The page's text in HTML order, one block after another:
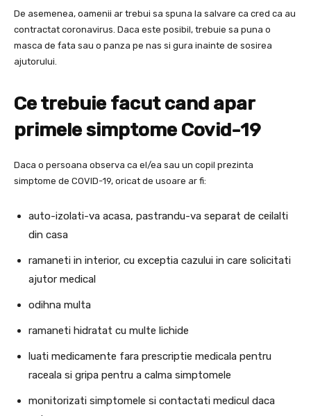
De asemenea, oamenii ar trebui sa spuna la salvare ca cred ca au
contractat coronavirus. Daca este posibil, trebuie sa puna o
masca de fata sau o panza pe nas si gura inainte de sosirea
ajutorului.
Ce trebuie facut cand apar
primele simptome Covid-19
Daca o persoana observa ca el/ea sau un copil prezinta
simptome de COVID-19, oricat de usoare ar fi:
auto-izolati-va acasa, pastrandu-va separat de ceilalti
din casa
ramaneti in interior, cu exceptia cazului in care solicitati
ajutor medical
odihna multa
ramaneti hidratat cu multe lichide
luati medicamente fara prescriptie medicala pentru
raceala si gripa pentru a calma simptomele
monitorizati simptomele si contactati medicul daca